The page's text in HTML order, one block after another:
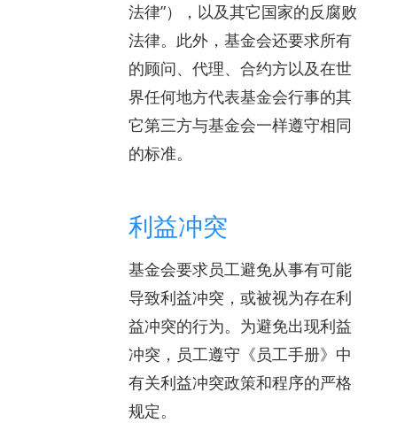
法律”），以及其它国家的反腐败
法律。此外，基金会还要求所有
的顾问、代理、合约方以及在世
界任何地方代表基金会行事的其
它第三方与基金会一样遵守相同
的标准。
利益冲突
基金会要求员工避免从事有可能
导致利益冲突，或被视为存在利
益冲突的行为。为避免出现利益
冲突，员工遵守《员工手册》中
有关利益冲突政策和程序的严格
规定。